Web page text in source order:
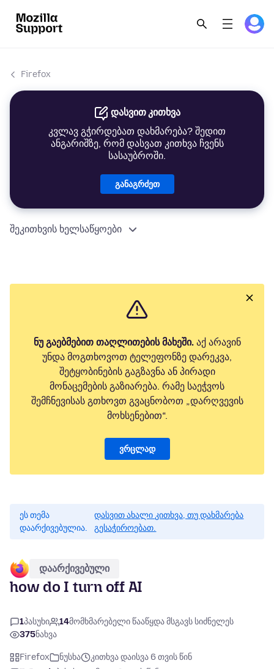
Firefox
დასვით კითხვა
კვლავ გჭირდებათ დახმარება? შედით
ანგარიშზე, რომ დასვათ კითხვა ჩვენს
სასაუბროში.
განაგრძეთ
შეკითხვის ხელსაწყოები
ნუ გაებმებით თაღლითების მახეში.აქ არავინ
უნდა მოგთხოვოთ ტელეფონზე დარეკვა,
შეტყობინების გაგზავნა ან პირადი
მონაცემების გაზიარება. რამე საეჭვოს
შემჩნევისას გთხოვთ გვაცნობოთ „დარღვევის
მოხსენებით“.
ვრცლად
ეს თემა
დაარქივებულია.
დასვით ახალი კითხვა, თუ დახმარება
გესაჭიროებათ.
დაარქივებული
how do I turn off AI
1პასუხი 14მომხმარებელი წააწყდა მსგავს სიძნელეს
375ნახვა
Firefox ნუსხა
კითხვა დაისვა 6 თვის წინ